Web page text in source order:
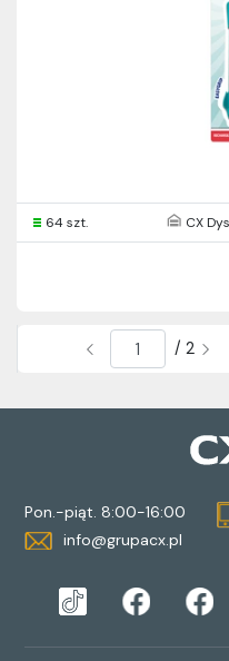
64 szt. CX
/ 2
Pon.-piąt. 8:00-16:00
info@grupacx.pl